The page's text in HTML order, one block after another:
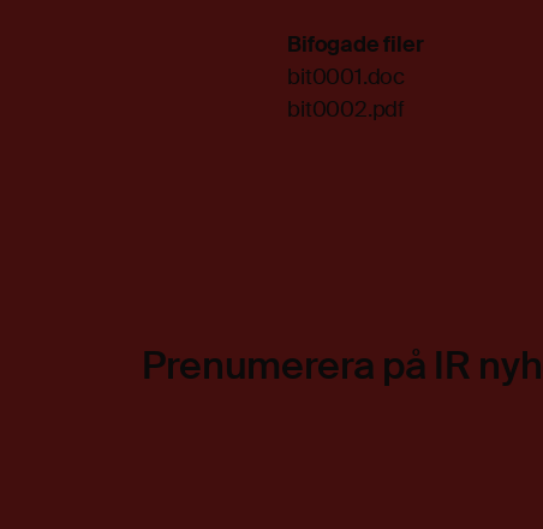
Bifogade filer
bit0001.doc
bit0002.pdf
Prenumerera på IR